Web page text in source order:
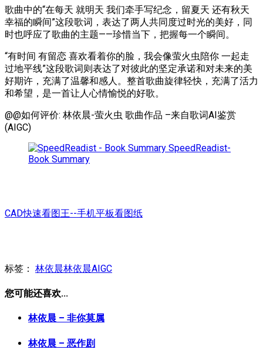
歌曲中的“在每天 就明天 我们牵手写纪念，留夏天 还有秋天
幸福的瞬间”这段歌词，表达了两人共同度过时光的美好，同
时也呼应了歌曲的主题——珍惜当下，把握每一个瞬间。
“有时间 有留恋 喜欢看着你的脸，我会像萤火虫陪你 一起走
过地平线”这段歌词则表达了对彼此的坚定承诺和对未来的美
好期许，充满了温馨和感人。整首歌曲旋律轻快，充满了活力
和希望，是一首让人心情愉悦的好歌。
@@如何评价: 林依晨-萤火虫 歌曲作品 –来自歌词AI鉴赏
(AIGC)
SpeedReadist-
Book Summary
CAD快速看图王--手机平板看图纸
标签： 林依晨林依晨AIGC
您可能还喜欢...
林依晨 – 非你莫属
林依晨 – 恶作剧